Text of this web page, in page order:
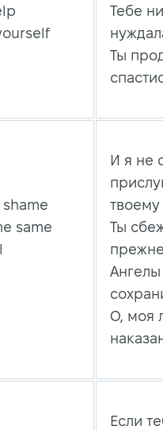
Тебе
Ты
same
И я не
Ты
Ангелы
О, моя
Если